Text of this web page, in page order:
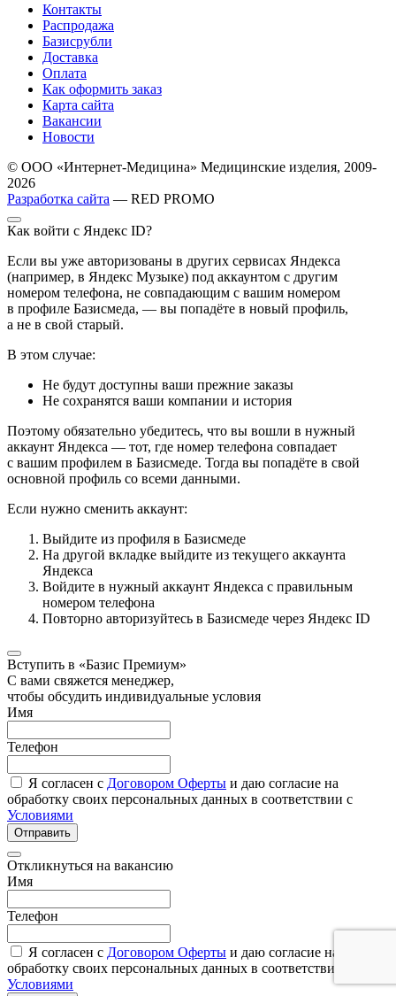
Контакты
Распродажа
Базисрубли
Доставка
Оплата
Как оформить заказ
Карта сайта
Вакансии
Новости
© ООО «Интернет-Медицина» Медицинские изделия, 2009-
2026
Разработка сайта — RED PROMO
Как войти с Яндекс ID?
Если вы уже авторизованы в других сервисах Яндекса
(например, в Яндекс Музыке) под аккаунтом с другим
номером телефона, не совпадающим с вашим номером
в профиле Базисмеда, — вы попадёте в новый профиль,
а не в свой старый.
В этом случае:
Не будут доступны ваши прежние заказы
Не сохранятся ваши компании и история
Поэтому обязательно убедитесь, что вы вошли в нужный
аккаунт Яндекса — тот, где номер телефона совпадает
с вашим профилем в Базисмеде. Тогда вы попадёте в свой
основной профиль со всеми данными.
Если нужно сменить аккаунт:
Выйдите из профиля в Базисмеде
На другой вкладке выйдите из текущего аккаунта
Яндекса
Войдите в нужный аккаунт Яндекса с правильным
номером телефона
Повторно авторизуйтесь в Базисмеде через Яндекс ID
Вступить в «Базис Премиум»
С вами свяжется менеджер,
чтобы обсудить индивидуальные условия
Имя
Телефон
Я согласен с Договором Оферты и даю согласие на
обработку своих персональных данных в соответствии с
Условиями
Отправить
Откликнуться на вакансию
Имя
Телефон
Я согласен с Договором Оферты и даю согласие на
обработку своих персональных данных в соответствии с
Условиями